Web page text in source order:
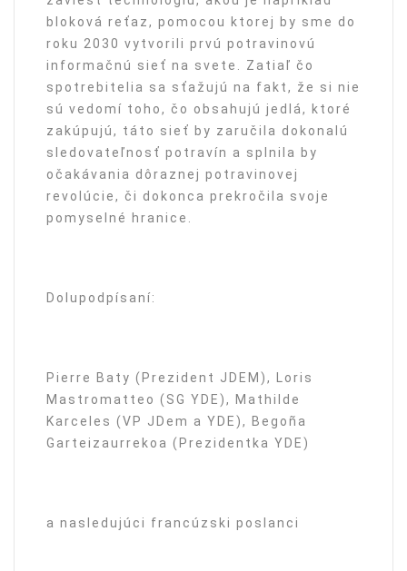
bloková reťaz, pomocou ktorej by sme do
roku 2030 vytvorili prvú potravinovú
informačnú sieť na svete. Zatiaľ čo
spotrebitelia sa sťažujú na fakt, že si nie
sú vedomí toho, čo obsahujú jedlá, ktoré
zakúpujú, táto sieť by zaručila dokonalú
sledovateľnosť potravín a splnila by
očakávania dôraznej potravinovej
revolúcie, či dokonca prekročila svoje
pomyselné hranice.
Dolupodpísaní:
Pierre Baty (Prezident JDEM), Loris
Mastromatteo (SG YDE), Mathilde
Karceles (VP JDem a YDE), Begoña
Garteizaurrekoa (Prezidentka YDE)
a nasledujúci francúzski poslanci